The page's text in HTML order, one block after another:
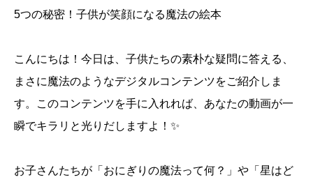
5つの秘密！子供が笑顔になる魔法の絵本
こんにちは！今日は、子供たちの素朴な疑問に答える、
まさに魔法のようなデジタルコンテンツをご紹介しま
す。このコンテンツを手に入れれば、あなたの動画が一
瞬でキラリと光りだしますよ！✨
お子さんたちが「おにぎりの魔法って何？」や「星はど